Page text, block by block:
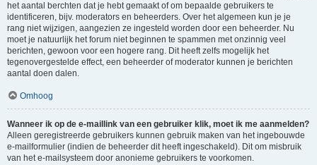
het aantal berchten dat je hebt gemaakt of om bepaalde gebruikers te
identificeren, bijv. moderators en beheerders. Over het algemeen kun je je
rang niet wijzigen, aangezien ze ingesteld worden door een beheerder. Nu
moet je natuurlijk het forum niet beginnen te spammen met onzinnig veel
berichten, gewoon voor een hogere rang. Dit heeft zelfs mogelijk het
tegenovergestelde effect, een beheerder of moderator kunnen je berichten
aantal doen dalen.
Omhoog
Wanneer ik op de e-maillink van een gebruiker klik, moet ik me aanmelden?
Alleen geregistreerde gebruikers kunnen gebruik maken van het ingebouwde
e-mailformulier (indien de beheerder dit heeft ingeschakeld). Dit om misbruik
van het e-mailsysteem door anonieme gebruikers te voorkomen.